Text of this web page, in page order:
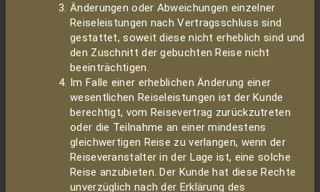
Änderungen oder Abweichungen einzelner
Reiseleistungen nach Vertragsschluss sind
gestattet, soweit diese nicht erheblich sind und
den Zuschnitt der gebuchten Reise nicht
beeinträchtigen.
Im Falle einer erheblichen Änderung einer
wesentlichen Reiseleistungen ist der Kunde
berechtigt, vom Reisevertrag zurückzutreten
oder die Teilnahme an einer mindestens
gleichwertigen Reise zu verlangen, wenn der
Reiseveranstalter in der Lage ist, eine solche
Reise anzubieten. Der Kunde hat diese Rechte
unverzüglich nach der Erklärung des